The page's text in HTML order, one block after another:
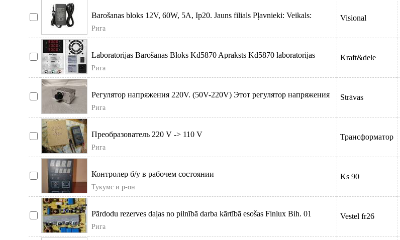
Barošanas bloks 12V, 60W, 5A, Ip20. Jauns filials Pļavnieki: Veikals:
Katlakalna iela
Рига
Visional
Laboratorijas Barošanas Bloks Kd5870 Apraksts Kd5870 laboratorijas
barošanas avots
Рига
Kraft&dele
Регулятор напряжения 220V. (50V-220V) Этот регулятор напряжения
является специально улу
Рига
Strāvas
Преобразователь 220 V -> 110 V
Рига
Трансформатор
Контролер б/у в рабочем состоянии
Тукумс и р-он
Ks 90
Pārdodu rezerves daļas no pilnībā darba kārtībā esošas Finlux Bih. 01
indukcijas plīts.
Рига
Vestel fr26